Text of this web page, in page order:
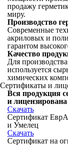
продажу
миру.
Производство
Современные
акриловых и
гарантом
Качество
Для
используется
химических
Сертификаты и
Вся продукция
и лицензирована
Скачать
Сертификат
и Умелец
Скачать
Сертификат на